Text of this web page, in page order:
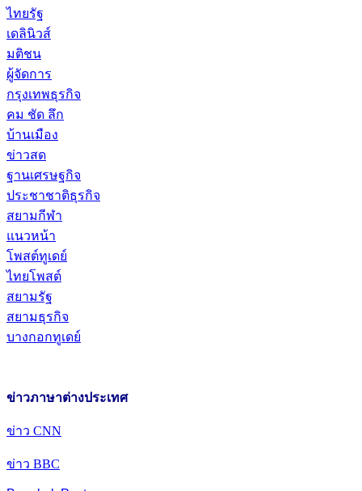
ไทยรัฐ
เดลินิวส์
มติชน
ผู้จัดการ
กรุงเทพธุรกิจ
คม ชัด ลึก
บ้านเมือง
ข่าวสด
ฐานเศรษฐกิจ
ประชาชาติธุรกิจ
สยามกีฬา
แนวหน้า
โพสต์ทูเดย์
ไทยโพสต์
สยามรัฐ
สยามธุรกิจ
บางกอกทูเดย์
ข่าวภาษาต่างประเทศ
ข่าว CNN
ข่าว BBC